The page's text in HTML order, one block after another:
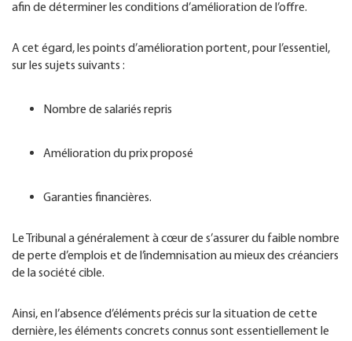
afin de déterminer les conditions d’amélioration de l’offre.
A cet égard, les points d’amélioration portent, pour l’essentiel,
sur les sujets suivants :
Nombre de salariés repris
Amélioration du prix proposé
Garanties financières.
Le Tribunal a généralement à cœur de s’assurer du faible nombre
de perte d’emplois et de l’indemnisation au mieux des créanciers
de la société cible.
Ainsi, en l’absence d’éléments précis sur la situation de cette
dernière, les éléments concrets connus sont essentiellement le